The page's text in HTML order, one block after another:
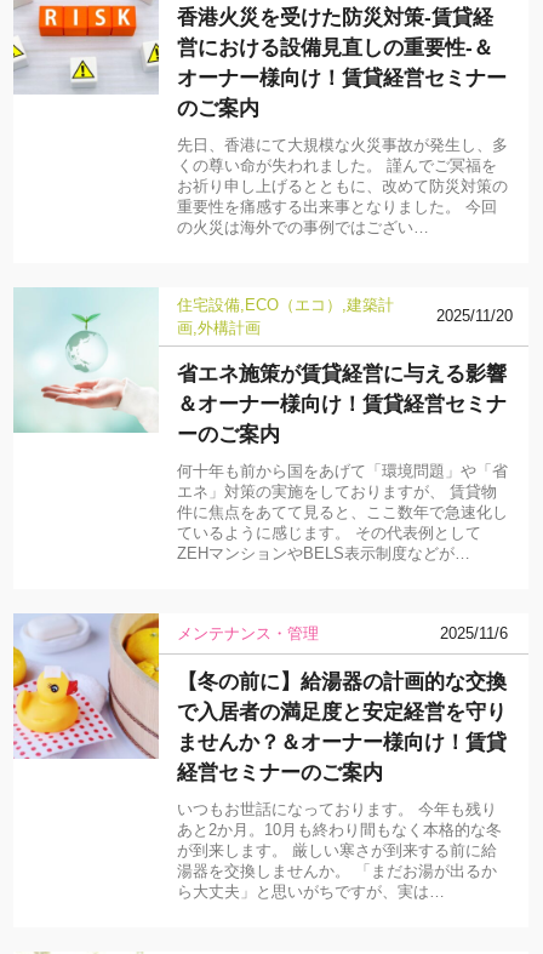
香港火災を受けた防災対策-賃貸経
営における設備見直しの重要性-＆
オーナー様向け！賃貸経営セミナー
のご案内
先日、香港にて大規模な火災事故が発生し、多
くの尊い命が失われました。 謹んでご冥福を
お祈り申し上げるとともに、改めて防災対策の
重要性を痛感する出来事となりました。 今回
の火災は海外での事例ではござい…
住宅設備 ECO（エコ）
建築計
画 外構計画
2025/11/20
省エネ施策が賃貸経営に与える影響
＆オーナー様向け！賃貸経営セミナ
ーのご案内
何十年も前から国をあげて「環境問題」や「省
エネ」対策の実施をしておりますが、 賃貸物
件に焦点をあてて見ると、ここ数年で急速化し
ているように感じます。 その代表例として
ZEHマンションやBELS表示制度などが…
メンテナンス・管理 2025/11/6
【冬の前に】給湯器の計画的な交換
で入居者の満足度と安定経営を守り
ませんか？＆オーナー様向け！賃貸
経営セミナーのご案内
いつもお世話になっております。 今年も残り
あと2か月。10月も終わり間もなく本格的な冬
が到来します。 厳しい寒さが到来する前に給
湯器を交換しませんか。 「まだお湯が出るか
ら大丈夫」と思いがちですが、実は…